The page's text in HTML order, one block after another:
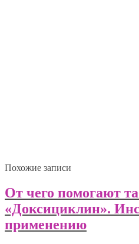
Похожие записи
От чего помогают
«Доксициклин».
применению